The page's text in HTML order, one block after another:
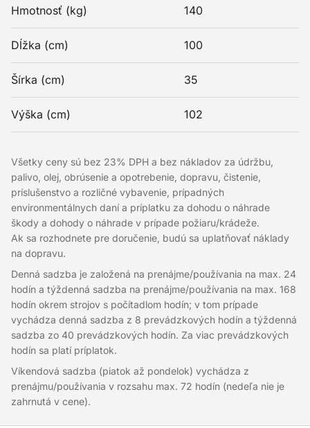
Hmotnosť (kg) 140
Dĺžka (cm) 100
Šírka (cm) 35
Výška (cm) 102
Všetky ceny sú bez 23% DPH a bez nákladov za údržbu,
palivo, olej, obrúsenie a opotrebenie, dopravu, čistenie,
príslušenstvo a rozličné vybavenie, prípadných
environmentálnych daní a príplatku za dohodu o náhrade
škody a dohody o náhrade v prípade požiaru/krádeže.
Ak sa rozhodnete pre doručenie, budú sa uplatňovať náklady
na dopravu.
Denná sadzba je založená na prenájme/používania na max. 24
hodín a týždenná sadzba na prenájme/používania na max. 168
hodín okrem strojov s počítadlom hodín; v tom prípade
vychádza denná sadzba z 8 prevádzkových hodín a týždenná
sadzba zo 40 prevádzkových hodín. Za viac prevádzkových
hodín sa platí príplatok.
Víkendová sadzba (piatok až pondelok) vychádza z
prenájmu/používania v rozsahu max. 72 hodín (nedeľa nie je
zahrnutá v cene).